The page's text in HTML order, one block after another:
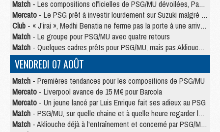
Match - Les compositions officielles de PSG/MU dévoilées, Pacho titulaire
Mercato - Le PSG prêt à investir lourdement sur Suzuki malgré Safonov et Chevalier
Club - « J’irai », Medhi Benatia ne ferme pas la porte à une arrivée au PSG
Match - Le groupe pour PSG/MU avec quatre retours
Match - Quelques cadres prêts pour PSG/MU, mais pas Akliouche ?
VENDREDI 07 AOÛT
Match - Premières tendances pour les compositions de PSG/MU
Mercato - Liverpool avance de 15 M€ pour Barcola
Mercato - Un jeune lancé par Luis Enrique fait ses adieux au PSG
Match - PSG/MU, sur quelle chaine et à quelle heure regarder le match ?
Match - Akliouche déjà à l'entraînement et concerné par PSG/MU ?